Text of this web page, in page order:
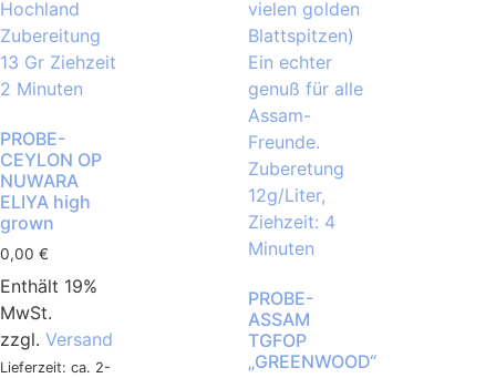
PROBE-
CEYLON OP
NUWARA
ELIYA high
grown
0,00 €
Enthält 19%
MwSt.
zzgl. Versand
Lieferzeit: ca. 2-
PROBE-
ASSAM
TGFOP
„GREENWOOD“